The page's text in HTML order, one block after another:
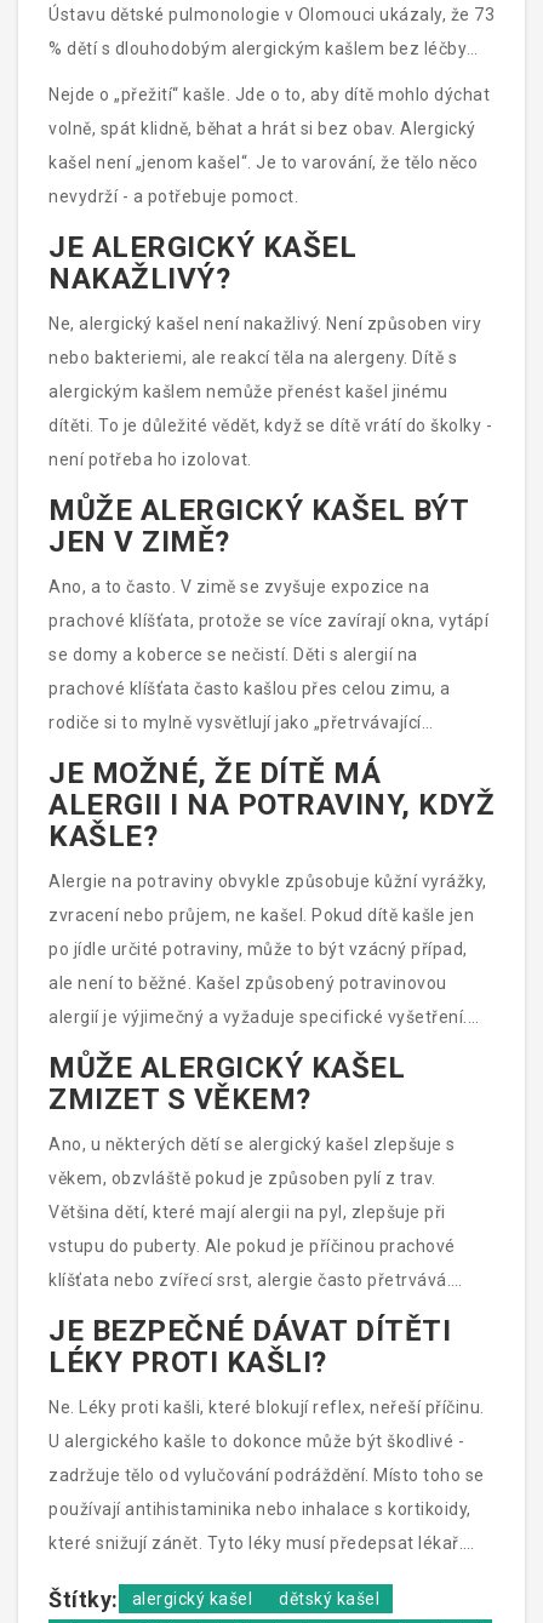
Ústavu dětské pulmonologie v Olomouci ukázaly, že 73
% dětí s dlouhodobým alergickým kašlem bez léčby
vyvinulo příznaky astmatu do věku 10 let.
Nejde o „přežití“ kašle. Jde o to, aby dítě mohlo dýchat
volně, spát klidně, běhat a hrát si bez obav. Alergický
kašel není „jenom kašel“. Je to varování, že tělo něco
nevydrží - a potřebuje pomoct.
JE ALERGICKÝ KAŠEL
NAKAŽLIVÝ?
Ne, alergický kašel není nakažlivý. Není způsoben viry
nebo bakteriemi, ale reakcí těla na alergeny. Dítě s
alergickým kašlem nemůže přenést kašel jinému
dítěti. To je důležité vědět, když se dítě vrátí do školky -
není potřeba ho izolovat.
MŮŽE ALERGICKÝ KAŠEL BÝT
JEN V ZIMĚ?
Ano, a to často. V zimě se zvyšuje expozice na
prachové klíšťata, protože se více zavírají okna, vytápí
se domy a koberce se nečistí. Děti s alergií na
prachové klíšťata často kašlou přes celou zimu, a
rodiče si to mylně vysvětlují jako „přetrvávající
nachlazení“.
JE MOŽNÉ, ŽE DÍTĚ MÁ
ALERGII I NA POTRAVINY, KDYŽ
KAŠLE?
Alergie na potraviny obvykle způsobuje kůžní vyrážky,
zvracení nebo průjem, ne kašel. Pokud dítě kašle jen
po jídle určité potraviny, může to být vzácný případ,
ale není to běžné. Kašel způsobený potravinovou
alergií je výjimečný a vyžaduje specifické vyšetření.
Nejčastější příčina kašle je stále inhalovaný alergen -
pyl, prach nebo srst.
MŮŽE ALERGICKÝ KAŠEL
ZMIZET S VĚKEM?
Ano, u některých dětí se alergický kašel zlepšuje s
věkem, obzvláště pokud je způsoben pylí z trav.
Většina dětí, které mají alergii na pyl, zlepšuje při
vstupu do puberty. Ale pokud je příčinou prachové
klíšťata nebo zvířecí srst, alergie často přetrvává.
Léčba a vyhýbání se alergenům zvyšují šanci na
zlepšení.
JE BEZPEČNÉ DÁVAT DÍTĚTI
LÉKY PROTI KAŠLI?
Ne. Léky proti kašli, které blokují reflex, neřeší příčinu.
U alergického kašle to dokonce může být škodlivé -
zadržuje tělo od vylučování podráždění. Místo toho se
používají antihistaminika nebo inhalace s kortikoidy,
které snižují zánět. Tyto léky musí předepsat lékař.
lékárničky.
Štítky: alergický kašel
dětský kašel